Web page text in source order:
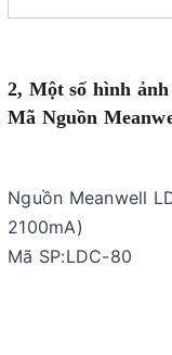
2, Một số hình
Mã Nguồn
Nguồn Meanwell
2100mA)
Mã SP:LDC-80